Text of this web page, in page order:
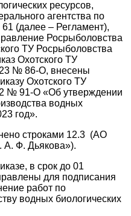
ресурсов,
агентства по
(далее – Регламент),
Росрыболовства
ТУ Росрыболовства
Охотского ТУ
№ 86-О, внесены
Охотского ТУ
№ 91-О «Об утверждении
водных
год».
строками 12.3 (АО
А. Ф. Дьякова»).
в срок до 01
для подписания
работ по
водных биологических